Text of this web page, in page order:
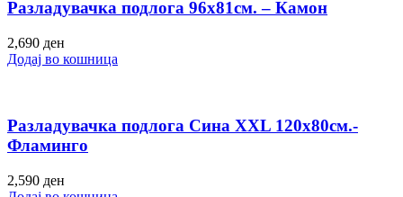
Разладувачка подлога 96х81см. – Камон
2,690 ден
Додај во кошница
Разладувачка подлога Сина XXL 120х80см.-
Фламинго
2,590 ден